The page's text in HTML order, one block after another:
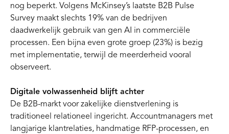
nog beperkt. Volgens McKinsey’s laatste B2B Pulse
Survey maakt slechts 19% van de bedrijven
daadwerkelijk gebruik van gen AI in commerciële
processen. Een bijna even grote groep (23%) is bezig
met implementatie, terwijl de meerderheid vooral
observeert.
Digitale volwassenheid blijft achter
De B2B-markt voor zakelijke dienstverlening is
traditioneel relationeel ingericht. Accountmanagers met
langjarige klantrelaties, handmatige RFP-processen, en